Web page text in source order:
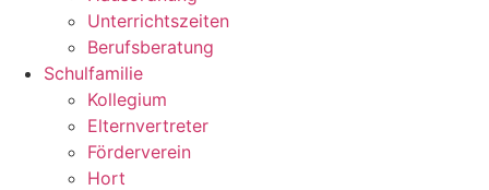
Unterrichtszeiten
Berufsberatung
Schulfamilie
Kollegium
Elternvertreter
Förderverein
Hort